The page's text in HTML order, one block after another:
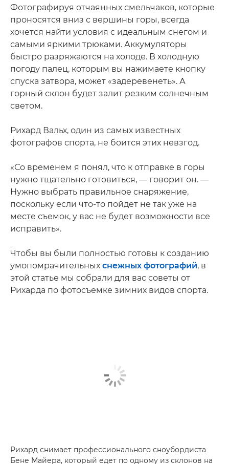
Фотографируя отчаянных смельчаков, которые
проносятся вниз с вершины горы, всегда
хочется найти условия с идеальным снегом и
самыми яркими трюками. Аккумуляторы
быстро разряжаются на холоде. В холодную
погоду палец, которым вы нажимаете кнопку
спуска затвора, может «задеревенеть». А
горный склон будет залит резким солнечным
светом.
Рихард Вальх, один из самых известных
фотографов спорта, не боится этих невзгод.
«Со временем я понял, что к отправке в горы
нужно тщательно готовиться, — говорит он. —
Нужно выбрать правильное снаряжение,
поскольку если что-то пойдет не так уже на
месте съемок, у вас не будет возможности все
исправить».
Чтобы вы были полностью готовы к созданию
умопомрачительных снежных фотографий, в
этой статье мы собрали для вас советы от
Рихарда по фотосъемке зимних видов спорта.
Рихард снимает профессионального сноубордиста
Бене Майера, который едет по одному из склонов на